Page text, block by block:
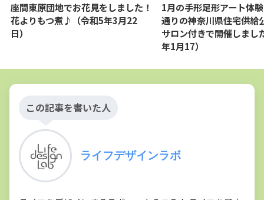
座間東原団地でお花見をしました！
花よりもつ煮♪（令和5年3月22
日）
1月の手形足形アート体
通りの神奈川県住宅供給
サロン付きで開催しまし
年1月17）
この記事を書いた人
ライフデザインラボ